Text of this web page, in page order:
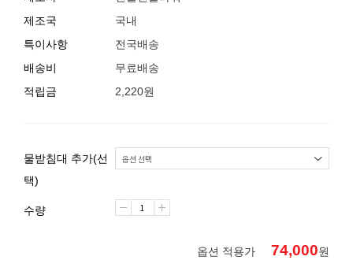
제조국
국내
특이사항
전국배송
배송비
무료배송
적립금
2,220원
물받침대 추가(선
택)
수량
옵션 적용가 74,000원